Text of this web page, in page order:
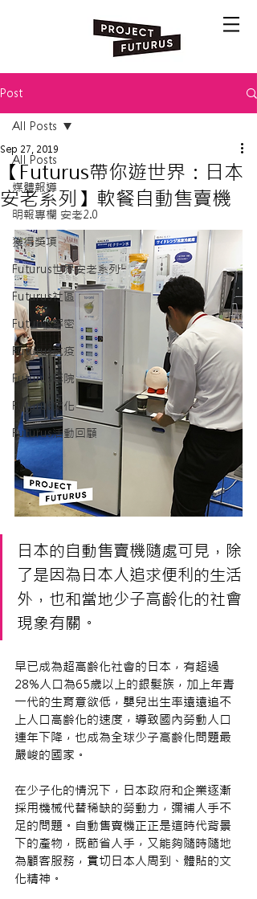
Post
All Posts
媒體報導
明報專欄 安老2.0
獲得獎項
Futurus世界安老系列
Futurus社區
Futurus解密
Futurus抗疫
Futurus影院
Futurus文化
Futurus活動回顧
All Posts
【Futurus帶你遊世界：日本
安老系列】 ​軟餐自動售賣機
Sep 27, 2019
日本的自動售賣機隨處可見，除
了是因為日本人追求便利的生活
外，也和當地少子高齡化的社會
現象有關。
早已成為超高齡化社會的日本，有超過
28%人口為65歲以上的銀髮族，加上年青
一代的生育意欲低，嬰兒出生率遠遠追不
上人口高齡化的速度，導致國內勞動人口
連年下降，也成為全球少子高齡化問題最
嚴峻的國家。
在少子化的情況下，日本政府和企業逐漸
採用機械代替稀缺的勞動力，彌補人手不
足的問題。自動售賣機正正是這時代背景
下的產物，既節省人手，又能夠隨時隨地
為顧客服務，貫切日本人周到、體貼的文
化精神。